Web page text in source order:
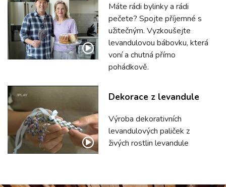
Máte rádi bylinky a rádi
pečete? Spojte příjemné s
užitečným. Vyzkoušejte
levandulovou bábovku, která
voní a chutná přímo
pohádkově.
Dekorace z levandule
Výroba dekorativních
levandulových paliček z
živých rostlin levandule